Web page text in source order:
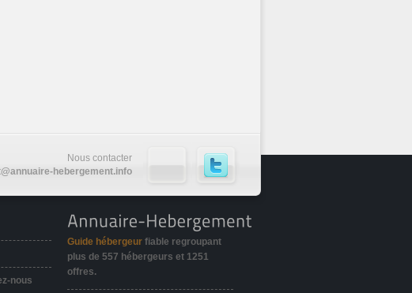
Nous contacter
hebergement.info
nous
Guide hébergeur fiable regroupant
plus de 557 hébergeurs et 1251
offres.